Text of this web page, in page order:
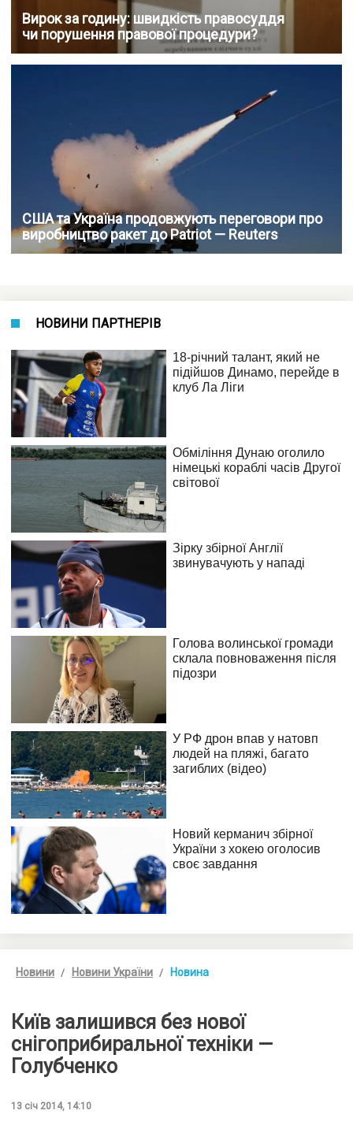
Вирок за годину: швидкість правосуддя
чи порушення правової процедури?
США та Україна продовжують переговори про
виробництво ракет до Patriot — Reuters
НОВИНИ ПАРТНЕРІВ
Новини Новини України Новина
Київ залишився без нової
снігоприбиральної техніки —
Голубченко
13 січ 2014, 14:10